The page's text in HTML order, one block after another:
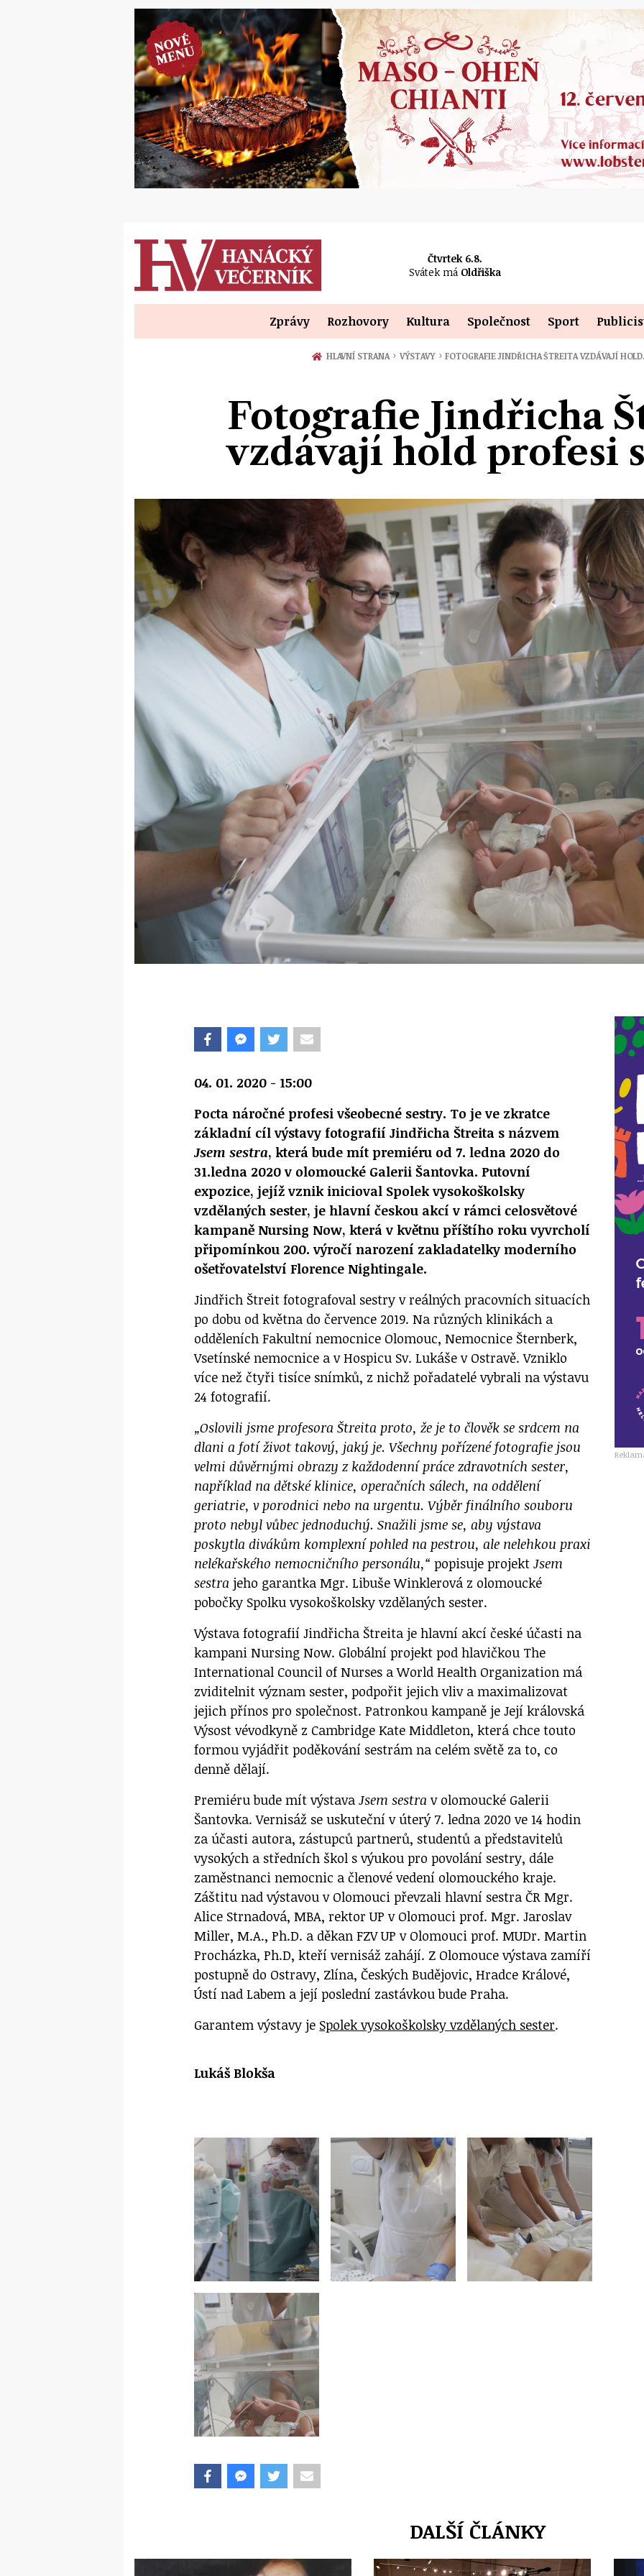
Čtvrtek 6.8.
Svátek má Oldřiška
Zprávy Rozhovory Kultura Společnost Sport
HLAVNÍ STRANA › VÝSTAVY › FOTOGRAFIE JINDŘICHA ŠTREITA VZDÁVAJÍ
Fotografie Jindřicha
vzdávají hold profesi
04. 01. 2020 - 15:00
Pocta náročné profesi všeobecné sestry. To je ve zkratce
základní cíl výstavy fotografií Jindřicha Štreita s názvem
Jsem sestra, která bude mít premiéru od 7. ledna 2020 do
31.ledna 2020 v olomoucké Galerii Šantovka. Putovní
expozice, jejíž vznik inicioval Spolek vysokoškolsky
vzdělaných sester, je hlavní českou akcí v rámci celosvětové
kampaně Nursing Now, která v květnu příštího roku vyvrcholí
připomínkou 200. výročí narození zakladatelky moderního
ošetřovatelství Florence Nightingale.
Jindřich Štreit fotografoval sestry v reálných pracovních situacích
po dobu od května do července 2019. Na různých klinikách a
odděleních Fakultní nemocnice Olomouc, Nemocnice Šternberk,
Vsetínské nemocnice a v Hospicu Sv. Lukáše v Ostravě. Vzniklo
více než čtyři tisíce snímků, z nichž pořadatelé vybrali na výstavu
24 fotografií.
„Oslovili jsme profesora Štreita proto, že je to člověk se srdcem na
dlani a fotí život takový, jaký je. Všechny pořízené fotografie jsou
velmi důvěrnými obrazy z každodenní práce zdravotních sester,
například na dětské klinice, operačních sálech, na oddělení
geriatrie, v porodnici nebo na urgentu. Výběr finálního souboru
proto nebyl vůbec jednoduchý. Snažili jsme se, aby výstava
poskytla divákům komplexní pohled na pestrou, ale nelehkou praxi
nelékařského nemocničního personálu,“ popisuje projektJsem
sestra jeho garantka Mgr. Libuše Winklerová z olomoucké
pobočky Spolku vysokoškolsky vzdělaných sester.
Výstava fotografií Jindřicha Štreita je hlavní akcí české účasti na
kampani Nursing Now. Globální projekt pod hlavičkou The
International Council of Nurses a World Health Organization má
zviditelnit význam sester, podpořit jejich vliv a maximalizovat
jejich přínos pro společnost. Patronkou kampaně je Její královská
Výsost vévodkyně z Cambridge Kate Middleton, která chce touto
formou vyjádřit poděkování sestrám na celém světě za to, co
denně dělají.
Premiéru bude mít výstavaJsem sestra v olomoucké Galerii
Šantovka. Vernisáž se uskuteční v úterý 7. ledna 2020 ve 14 hodin
za účasti autora, zástupců partnerů, studentů a představitelů
vysokých a středních škol s výukou pro povolání sestry, dále
zaměstnanci nemocnic a členové vedení olomouckého kraje.
Záštitu nad výstavou v Olomouci převzali hlavní sestra ČR Mgr.
Alice Strnadová, MBA, rektor UP v Olomouci prof. Mgr. Jaroslav
Miller, M.A., Ph.D. a děkan FZV UP v Olomouci prof. MUDr. Martin
Procházka, Ph.D, kteří vernisáž zahájí. Z Olomouce výstava zamíří
postupně do Ostravy, Zlína, Českých Budějovic, Hradce Králové,
Ústí nad Labem a její poslední zastávkou bude Praha.
Garantem výstavy je Spolek vysokoškolsky vzdělaných sester.
Lukáš Blokša
DALŠÍ ČLÁNKY